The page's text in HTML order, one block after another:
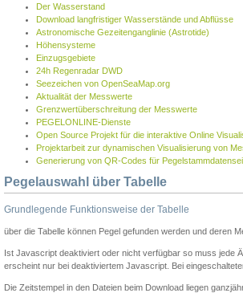
Der Wasserstand
Download langfristiger Wasserstände und Abflüsse
Astronomische Gezeitenganglinie (Astrotide)
Höhensysteme
Einzugsgebiete
24h Regenradar DWD
Seezeichen von OpenSeaMap.org
Aktualität der Messwerte
Grenzwertüberschreitung der Messwerte
PEGELONLINE-Dienste
Open Source Projekt für die interaktive Online
Projektarbeit zur dynamischen Visualisierung von
Generierung von QR-Codes für
Pegelauswahl über Tabelle
Grundlegende Funktionsweise der Tabelle
über die Tabelle können Pegel gefunden werden und deren
Ist Javascript deaktiviert oder nicht verfügbar so muss jede
erscheint nur bei deaktiviertem Javascript. Bei
Die Zeitstempel in den Dateien beim Download liegen